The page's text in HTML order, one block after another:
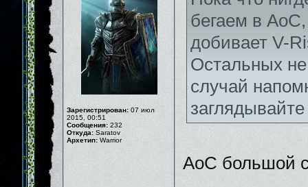
Зарегистрирован: 07 июл
2015, 00:51
Сообщения: 232
Откуда: Saratov
Архетип: Warrior
бегаем в
добивает V-
Остальных
случай
АоС большой